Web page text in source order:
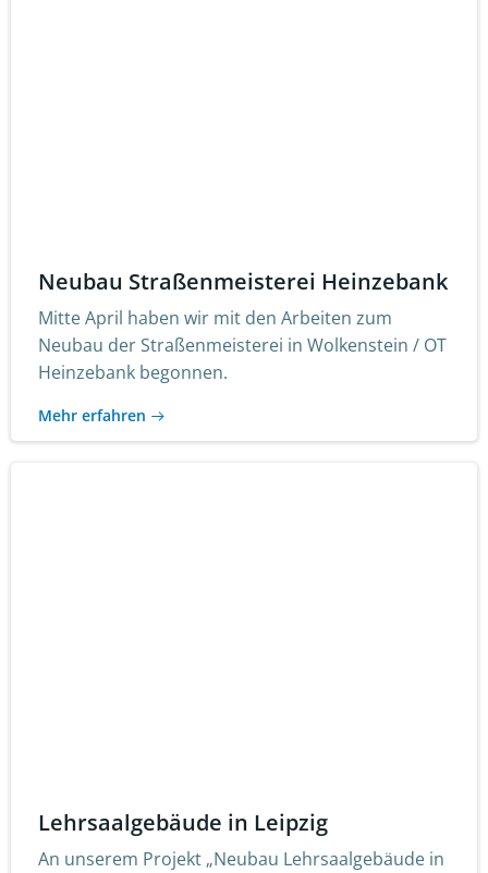
Neubau Straßenmeisterei Heinzebank
Mitte April haben wir mit den Arbeiten zum
Neubau der Straßenmeisterei in Wolkenstein / OT
Heinzebank begonnen.
Mehr erfahren
Lehrsaalgebäude in Leipzig
An unserem Projekt „Neubau Lehrsaalgebäude in